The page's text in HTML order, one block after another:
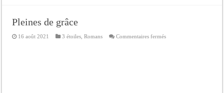
Pleines de grâce
16 août 2021 3 étoiles ,Romans Commentaires ferméssur